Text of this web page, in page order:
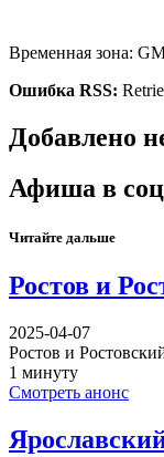
Временная зона:
Ошибка RSS:
Добавлено
Афиша в
Читайте дальше
Ростов и
2025-04-07
Ростов и
1 минуту
Смотреть анонс